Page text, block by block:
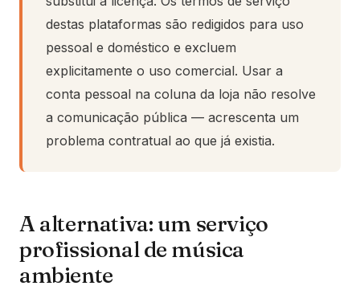
destas plataformas são redigidos para uso
pessoal e doméstico e excluem
explicitamente o uso comercial. Usar a
conta pessoal na coluna da loja não resolve
a comunicação pública — acrescenta um
problema contratual ao que já existia.
A alternativa: um serviço
profissional de música
ambiente